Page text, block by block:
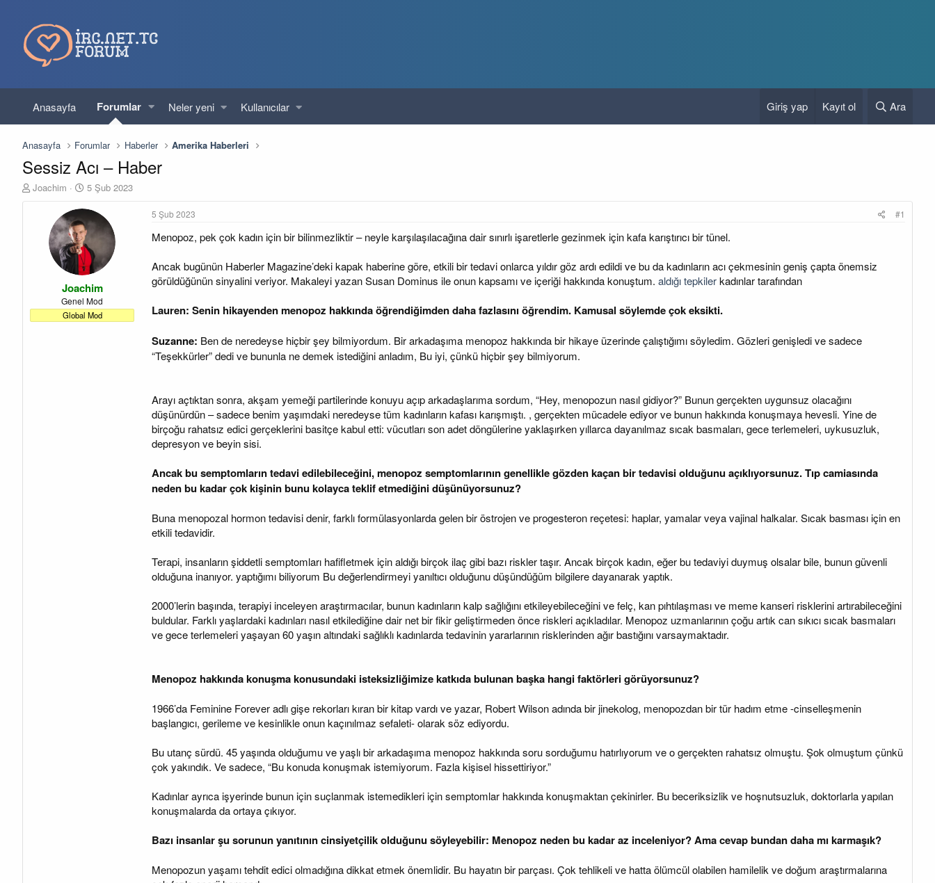
Anasayfa Forumlar Neler yeni Kullanıcılar Giriş yap Kayıt ol Ara
Anasayfa Forumlar Haberler Amerika Haberleri
Sessiz Acı – Haber
K
a
t
Joachim
B
ş
l
a
n
g
ı
ç
t
a
r
5 Şub 2023
Joachim
Genel Mod
Global Mod
5 Şub 2023 #1
Menopoz, pek çok kadın için bir bilinmezliktir – neyle karşılaşılacağına dair sınırlı işaretlerle gezinmek için kafa karıştırıcı bir tünel.
Ancak bugünün Haberler Magazine’deki kapak haberine göre, etkili bir tedavi onlarca yıldır göz ardı edildi ve bu da kadınların acı çekmesinin geniş çapta önemsiz
görüldüğünün sinyalini veriyor. Makaleyi yazan Susan Dominus ile onun kapsamı ve içeriği hakkında konuştum. aldığı tepkilerkadınlar tarafından
Lauren: Senin hikayenden menopoz hakkında öğrendiğimden daha fazlasını öğrendim. Kamusal söylemde çok eksikti.
Suzanne: Ben de neredeyse hiçbir şey bilmiyordum. Bir arkadaşıma menopoz hakkında bir hikaye üzerinde çalıştığımı söyledim. Gözleri genişledi ve sadece
“Teşekkürler” dedi ve bununla ne demek istediğini anladım, Bu iyi, çünkü hiçbir şey bilmiyorum.
Arayı açtıktan sonra, akşam yemeği partilerinde konuyu açıp arkadaşlarıma sordum, “Hey, menopozun nasıl gidiyor?” Bunun gerçekten uygunsuz olacağını
düşünürdün – sadece benim yaşımdaki neredeyse tüm kadınların kafası karışmıştı. , gerçekten mücadele ediyor ve bunun hakkında konuşmaya hevesli. Yine de
birçoğu rahatsız edici gerçeklerini basitçe kabul etti: vücutları son adet döngülerine yaklaşırken yıllarca dayanılmaz sıcak basmaları, gece terlemeleri, uykusuzluk,
depresyon ve beyin sisi.
Ancak bu semptomların tedavi edilebileceğini, menopoz semptomlarının genellikle gözden kaçan bir tedavisi olduğunu açıklıyorsunuz. Tıp camiasında
neden bu kadar çok kişinin bunu kolayca teklif etmediğini düşünüyorsunuz?
Buna menopozal hormon tedavisi denir, farklı formülasyonlarda gelen bir östrojen ve progesteron reçetesi: haplar, yamalar veya vajinal halkalar. Sıcak basması için en
etkili tedavidir.
Terapi, insanların şiddetli semptomları hafifletmek için aldığı birçok ilaç gibi bazı riskler taşır. Ancak birçok kadın, eğer bu tedaviyi duymuş olsalar bile, bunun güvenli
olduğuna inanıyor. yaptığımı biliyorum Bu değerlendirmeyi yanıltıcı olduğunu düşündüğüm bilgilere dayanarak yaptık.
2000’lerin başında, terapiyi inceleyen araştırmacılar, bunun kadınların kalp sağlığını etkileyebileceğini ve felç, kan pıhtılaşması ve meme kanseri risklerini artırabileceğini
buldular. Farklı yaşlardaki kadınları nasıl etkilediğine dair net bir fikir geliştirmeden önce riskleri açıkladılar. Menopoz uzmanlarının çoğu artık can sıkıcı sıcak basmaları
ve gece terlemeleri yaşayan 60 yaşın altındaki sağlıklı kadınlarda tedavinin yararlarının risklerinden ağır bastığını varsaymaktadır.
Menopoz hakkında konuşma konusundaki isteksizliğimize katkıda bulunan başka hangi faktörleri görüyorsunuz?
1966’da Feminine Forever adlı gişe rekorları kıran bir kitap vardı ve yazar, Robert Wilson adında bir jinekolog, menopozdan bir tür hadım etme -cinselleşmenin
başlangıcı, gerileme ve kesinlikle onun kaçınılmaz sefaleti- olarak söz ediyordu.
Bu utanç sürdü. 45 yaşında olduğumu ve yaşlı bir arkadaşıma menopoz hakkında soru sorduğumu hatırlıyorum ve o gerçekten rahatsız olmuştu. Şok olmuştum çünkü
çok yakındık. Ve sadece, “Bu konuda konuşmak istemiyorum. Fazla kişisel hissettiriyor.”
Kadınlar ayrıca işyerinde bunun için suçlanmak istemedikleri için semptomlar hakkında konuşmaktan çekinirler. Bu beceriksizlik ve hoşnutsuzluk, doktorlarla yapılan
konuşmalarda da ortaya çıkıyor.
Bazı insanlar şu sorunun yanıtının cinsiyetçilik olduğunu söyleyebilir: Menopoz neden bu kadar az inceleniyor? Ama cevap bundan daha mı karmaşık?
Menopozun yaşamı tehdit edici olmadığına dikkat etmek önemlidir. Bu hayatın bir parçası. Çok tehlikeli ve hatta ölümcül olabilen hamilelik ve doğum araştırmalarına